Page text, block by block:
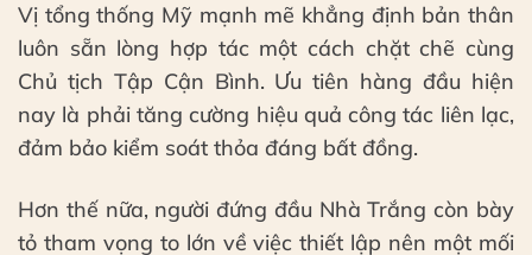
Vị tổng thống Mỹ mạnh mẽ khẳng định bản thân
luôn sẵn lòng hợp tác một cách chặt chẽ cùng
Chủ tịch Tập Cận Bình. Ưu tiên hàng đầu hiện
nay là phải tăng cường hiệu quả công tác liên lạc,
đảm bảo kiểm soát thỏa đáng bất đồng.
Hơn thế nữa, người đứng đầu Nhà Trắng còn bày
tỏ tham vọng to lớn về việc thiết lập nên một mối